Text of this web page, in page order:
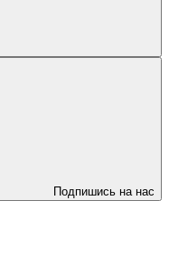
Подпишись на нас